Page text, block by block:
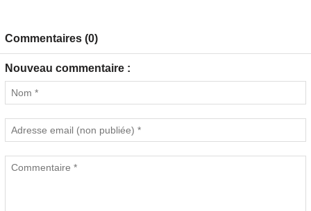
Commentaires (0)
Nouveau commentaire :